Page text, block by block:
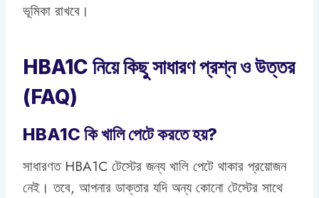
ভূমিকা রাখবে।
HBA1C নিয়ে কিছু সাধারণ প্রশ্ন ও উত্তর
(FAQ)
HBA1C কি খালি পেটে করতে হয়?
সাধারণত HBA1C টেস্টের জন্য খালি পেটে থাকার প্রয়োজন
নেই। তবে, আপনার ডাক্তার যদি অন্য কোনো টেস্টের সাথে